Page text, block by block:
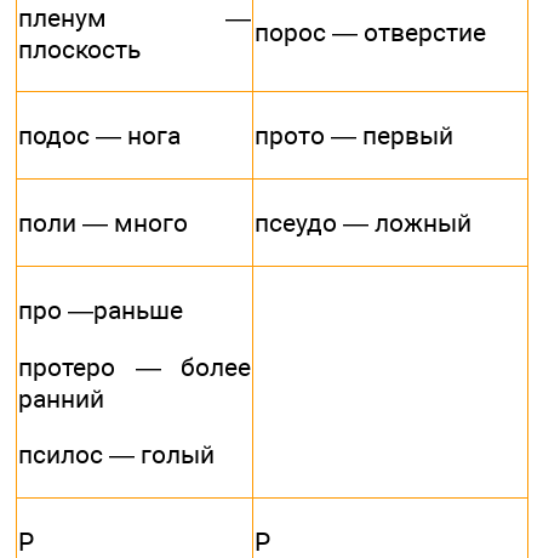
пленум —
плоскость
порос — отверстие
подос — нога прото — первый
поли — много псеудо — ложный
про —раньше
протеро — более
ранний
псилос — голый
Р Р